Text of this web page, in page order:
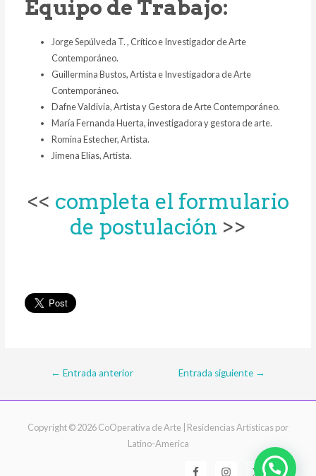
Equipo de Trabajo:
Jorge Sepúlveda T. , Crítico e Investigador de Arte
Contemporáneo.
Guillermina Bustos, Artista e Investigadora de Arte
Contemporáneo.
Dafne Valdivia, Artista y Gestora de Arte Contemporáneo.
María Fernanda Huerta, investigadora y gestora de arte.
Romina Estecher, Artista.
Jimena Elías, Artista.
<< completa el formulario
de postulación >>
Navegación
de
← Entrada anterior Entrada siguiente →
Copyright © 2026CoOperativa de Arte | Residencias Artisticas por
Latino-America